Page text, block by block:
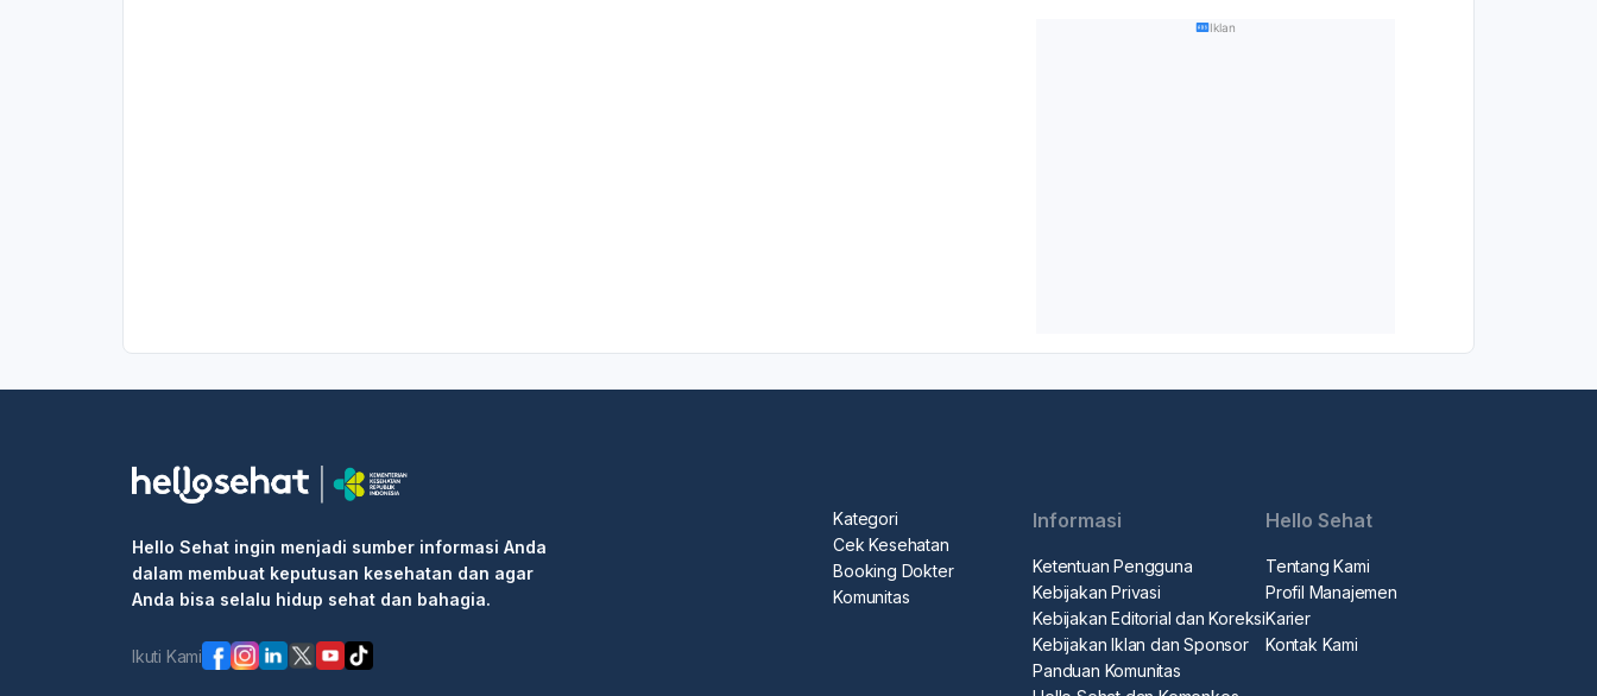
Iklan
Hello Sehat ingin menjadi sumber informasi Anda
dalam membuat keputusan kesehatan dan agar
Anda bisa selalu hidup sehat dan bahagia.
Ikuti Kami
Kategori
Cek Kesehatan
Booking Dokter
Komunitas
Informasi
Ketentuan Pengguna
Kebijakan Privasi
Kebijakan Editorial dan Koreksi
Kebijakan Iklan dan Sponsor
Panduan Komunitas
Hello Sehat
Tentang Kami
Profil Manajemen
Karier
Kontak Kami